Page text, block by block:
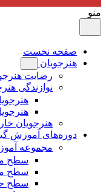
منو
صفحه نخست
هنرجویان
رضایت
نوازندگی
هنرجویان
دوره‌های آموزش
مجموعه
سطح
سطح
سطح